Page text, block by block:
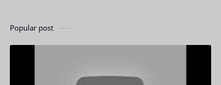
Popular post